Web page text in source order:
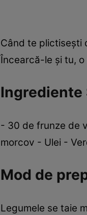
Când te plictiseşti
Încearcă-le şi tu,
Ingrediente
- 30 de frunze de
morcov - Ulei -
Mod de
Legumele se taie